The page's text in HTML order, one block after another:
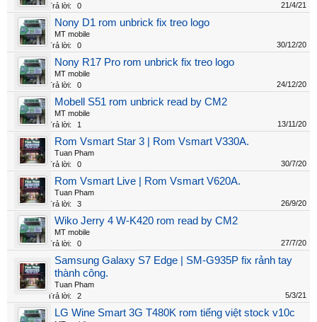
Trả lời:
0 21/4/21
Nony D1 rom unbrick fix treo logo
MT mobile
Trả lời:
0 30/12/20
Nony R17 Pro rom unbrick fix treo logo
MT mobile
Trả lời:
0 24/12/20
Mobell S51 rom unbrick read by CM2
MT mobile
Trả lời:
1 13/11/20
Rom Vsmart Star 3 | Rom Vsmart V330A.
Tuan Pham
Trả lời:
0 30/7/20
Rom Vsmart Live | Rom Vsmart V620A.
Tuan Pham
Trả lời:
3 26/9/20
Wiko Jerry 4 W-K420 rom read by CM2
MT mobile
Trả lời:
0 27/7/20
Samsung Galaxy S7 Edge | SM-G935P fix rảnh tay
thành công.
Tuan Pham
Trả lời:
2 5/3/21
LG Wine Smart 3G T480K rom tiếng việt stock v10c